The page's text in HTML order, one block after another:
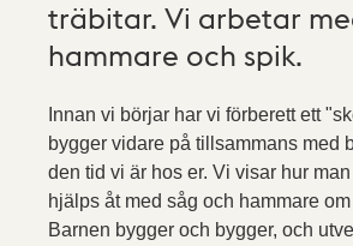
träbitar. Vi arbetar
hammare och spik.
Innan vi börjar har vi förberett ett
bygger vidare på tillsammans med
den tid vi är hos er. Vi visar hur
hjälps åt med såg och hammare
Barnen bygger och bygger, och